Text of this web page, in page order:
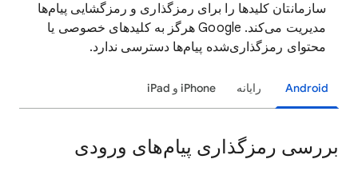
سازمانتان کلیدها را برای رمزگذاری و رمزگشایی پیام‌ها
مدیریت می‌کند. ‫Google هرگز به کلیدهای خصوصی یا
محتوای رمزگذاری‌شده پیام‌ها دسترسی ندارد.
Android رایانه ‫iPhone و iPad
بررسی رمزگذاری پیام‌های ورودی